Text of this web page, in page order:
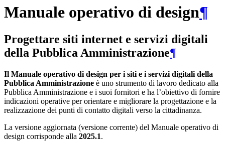
Manuale operativo di design¶
Progettare siti internet e servizi digitali
della Pubblica Amministrazione¶
Il Manuale operativo di design per i siti e i servizi digitali della
Pubblica Amministrazione è uno strumento di lavoro dedicato alla
Pubblica Amministrazione e i suoi fornitori e ha l’obiettivo di fornire
indicazioni operative per orientare e migliorare la progettazione e la
realizzazione dei punti di contatto digitali verso la cittadinanza.
La versione aggiornata (versione corrente) del Manuale operativo di
design corrisponde alla 2025.1.